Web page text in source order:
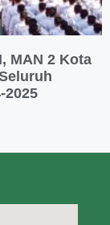
MAN 2 Kota
2025